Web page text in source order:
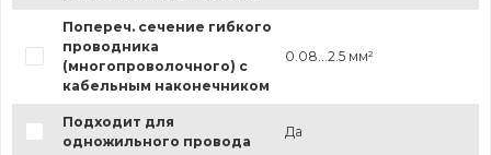
Попереч. сечение гибкого
проводника
(многопроволочного) с
кабельным наконечником
0.08...2.5 мм²
Подходит для
одножильного провода
Да